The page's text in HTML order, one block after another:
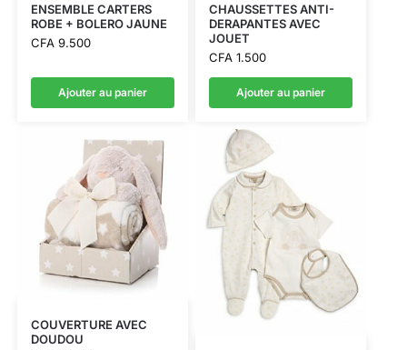
ENSEMBLE CARTERS
ROBE + BOLERO JAUNE
CFA9.500
Ajouter au panier
CHAUSSETTES ANTI-
DERAPANTES AVEC
JOUET
CFA1.500
Ajouter au panier
COUVERTURE AVEC
DOUDOU